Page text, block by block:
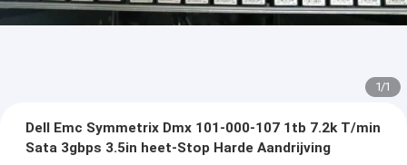
1/1
Dell Emc Symmetrix Dmx 101-000-107 1tb 7.2k T/min
Sata 3gbps 3.5in heet-Stop Harde Aandrijving